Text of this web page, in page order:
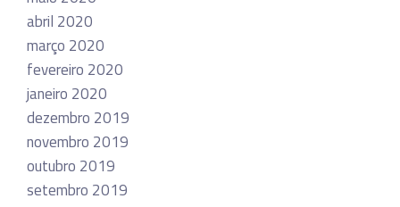
abril 2020
março 2020
fevereiro 2020
janeiro 2020
dezembro 2019
novembro 2019
outubro 2019
setembro 2019